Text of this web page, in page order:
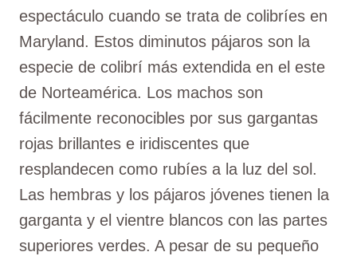
espectáculo cuando se trata de colibríes en
Maryland. Estos diminutos pájaros son la
especie de colibrí más extendida en el este
de Norteamérica. Los machos son
fácilmente reconocibles por sus gargantas
rojas brillantes e iridiscentes que
resplandecen como rubíes a la luz del sol.
Las hembras y los pájaros jóvenes tienen la
garganta y el vientre blancos con las partes
superiores verdes. A pesar de su pequeño